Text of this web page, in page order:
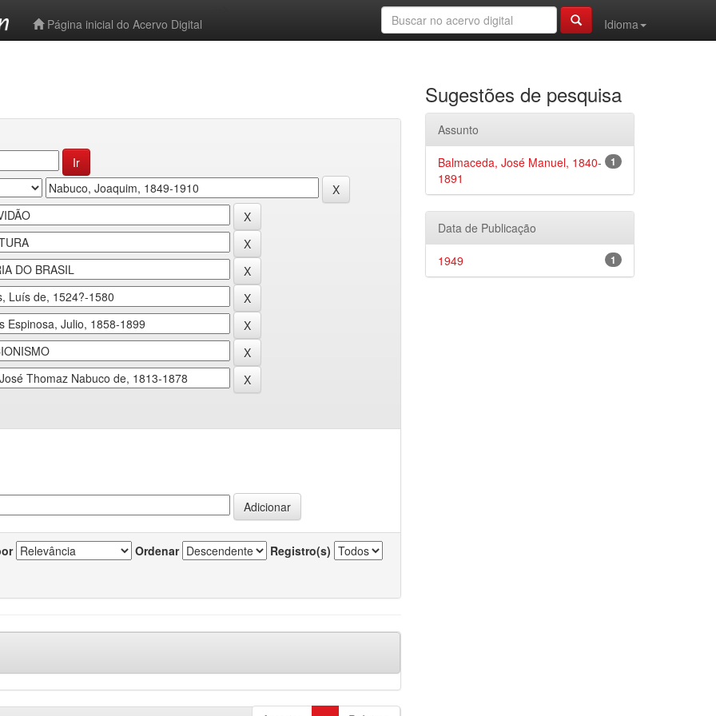
Página inicial do Acervo Digital
Idioma
Ordenar Registro(s)
Sugestões de pesquisa
Assunto
1
Balmaceda, José Manuel, 1840-
1891
Data de Publicação
1
1949